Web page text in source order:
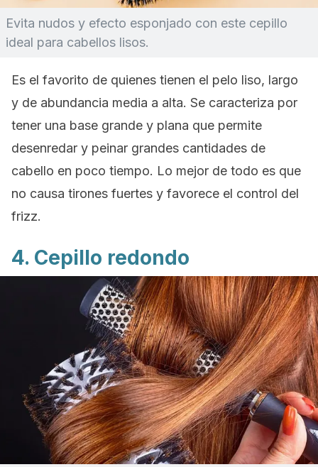
Evita nudos y efecto esponjado con este cepillo
ideal para cabellos lisos.
Es el favorito de quienes tienen el pelo liso, largo
y de abundancia media a alta. Se caracteriza por
tener una base grande y plana que permite
desenredar y peinar grandes cantidades de
cabello en poco tiempo. Lo mejor de todo es que
no causa tirones fuertes y favorece el control del
frizz.
4. Cepillo redondo